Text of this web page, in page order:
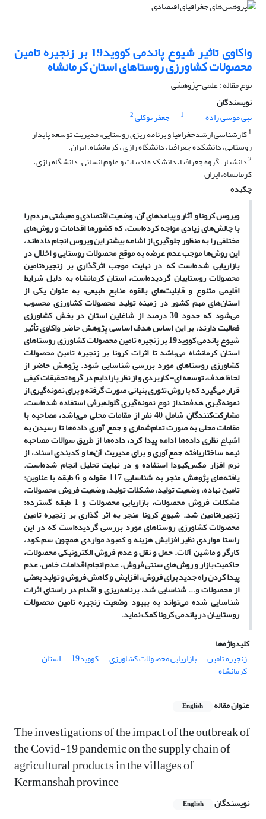
واکاوی تاثیر شیوع پاندمی کووید19 بر زنجیره تامین
محصولات کشاورزی روستاهای استان کرمانشاه
نوع مقاله : علمی-پژوهشی
نویسندگان
نبی موسی زاده
1 جعفر توکلی2
1کارشناسی ارشدجغرافیا و برنامه ریزی روستایی، مدیریت توسعه پایدار
روستایی، دانشکده جغرافیا، دانشگاه رازی ، کرمانشاه، ایران.
2دانشیار، گروه جغرافیا، دانشکده ادبیات و علوم انسانی، دانشگاه رازی،
کرمانشاه، ایران
چکیده
ویروس کرونا و آثار و پیامدهای آن، وضعیت اقتصادی و معیشتی مردم را
با چالش‌های زیادی مواجه کرده‌است، که کشورها اقدامات و روش‌های
مختلفی را به منظور جلوگیری از اشاعه بیشتر این ویروس انجام داده‌اند،
این روش‌ها موجب عدم عرضه به موقع محصولات روستایی و اخلال در
بازاریابی شده‌است که در نهایت موجب اثرگذاری بر زنجیره‌تامین
محصولات روستاییان گردیده‌است، استان کرمانشاه به دلیل شرایط
اقلیمی متنوع و قابلیت‌های بالقوه منابع طبیعی، به عنوان یکی از
استان‌های مهم کشور در زمینه تولید محصولات کشاورزی محسوب
می‌شود که حدود 30 درصد از شاغلین استان در بخش کشاورزی
فعالیت دارند، بر این اساس هدف اساسی پژوهش حاضر واکاوی تأثیر
شیوع پاندمی کووید19 بر زنجیره تامین محصولات کشاورزی روستاهای
استان کرمانشاه می‌باشد تا اثرات کرونا بر زنجیره تامین محصولات
کشاورزی روستاهای مورد بررسی شناسایی شود. پژوهش حاضر از
لحاظ هدف، توسعه‌ ‌ای- کاربردی و از نظر پارادایم در گروه تحقیقات کیفی
قرار می‌گیرد که با روش تئوری بنیانی صورت گرفته و برای نمونه‌گیری از
نمونه‌‌گیری هدفمنداز نوع نمونه‌گیری گلوله‌برفی استفاده شده‌است،
مشارکت‌کنندگان شامل 40 نفر از مقامات محلی می‌باشد، مصاحبه با
مقامات محلی به صورت تمام‌شماری و جمع آوری داده‌ها تا رسیدن به
اشباع نظری داده‌ها ادامه پیدا کرد، داده‌ها از طریق سوالات مصاحبه
نیمه ساختار‌یافته جمع‌آوری و برای مدیریت آن‌ها و کد‌بندی اسناد، از
نرم افزار مکس‌کیودا استفاده و در نهایت تحلیل انجام ‌شده‌است.
یافته‌های پژوهش منجر به شناسایی 117 مقوله و 6 طبقه با عناوین:
تامین نهاده، وضعیت تولید، مشکلات تولید، وضعیت فروش محصولات،
مشکلات فروش محصولات، بازاریابی محصولات و 1 طبقه گسترده:
زنجیره‌تامین شد. شیوع کرونا منجر به اثر گذاری بر زنجیره تامین
محصولات کشاورزی روستاهای مورد بررسی گردیده‌است که در این
راستا مواردی نظیر افزایش هزینه و کمبود مواردی همچون سم،کود،
کارگر و ماشین آلات. حمل و نقل و عدم فروش الکترونیکی محصولات،
حاکمیت بازار و روش‌های سنتی فروش، عدم انجام اقدامات خاص، عدم
پیدا کردن راه جدید برای فروش، افزایش و کاهش فروش و تولید بعضی
از محصولات و... شناسایی شد، برنامه‌ریزی و اقدام در راستای اثرات
شناسایی شده می‌تواند به بهبود وضعیت زنجیره تامین محصولات
روستاییان در پاندمی کرونا کمک نماید.
کلیدواژه‌ها
زنجیره تامین
بازاریابی محصولات کشاورزی کووید19 استان
کرمانشاه
عنوان مقاله English
The investigations of the impact of the outbreak of
the Covid-19 pandemic on the supply chain of
agricultural products in the villages of
Kermanshah province
نویسندگان English